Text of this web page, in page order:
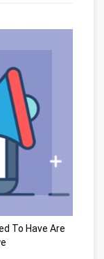
To Have Are